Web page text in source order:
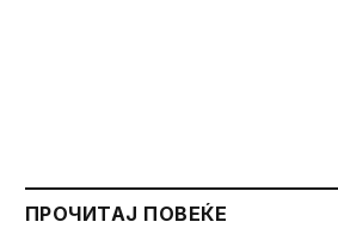
ПРОЧИТАЈ ПОВЕЌЕ